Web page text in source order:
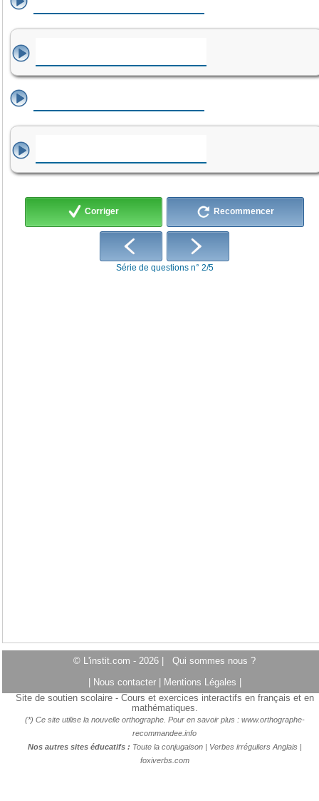
Corriger Recommencer
Série de questions n° 2/5
© L'instit.com - 2026 | Qui sommes nous ?
Nous contacter Mentions Légales
Site de soutien scolaire - Cours et exercices interactifs en français et en
mathématiques.
(*) Ce site utilise la nouvelle orthographe. Pour en savoir plus : www.orthographe-
recommandee.info
Nos autres sites éducatifs : Toute la conjugaison| Verbes irréguliers Anglais |
foxiverbs.com